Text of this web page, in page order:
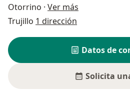
Otorrino · Ver más
Trujillo 1 dirección
Datos de
Solicita